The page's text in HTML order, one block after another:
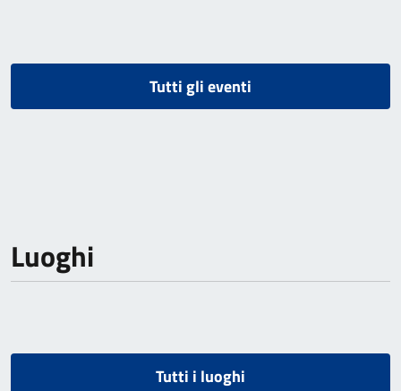
Tutti gli eventi
Luoghi
Tutti i luoghi